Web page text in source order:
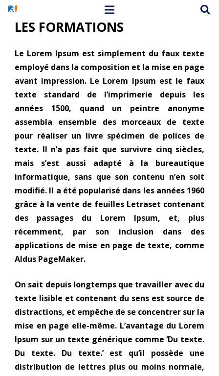
LES FORMATIONS
Le Lorem Ipsum est simplement du faux texte
employé dans la composition et la mise en page
avant impression. Le Lorem Ipsum est le faux
texte standard de l’imprimerie depuis les
années 1500, quand un peintre anonyme
assembla ensemble des morceaux de texte
pour réaliser un livre spécimen de polices de
texte. Il n’a pas fait que survivre cinq siècles,
mais s’est aussi adapté à la bureautique
informatique, sans que son contenu n’en soit
modifié. Il a été popularisé dans les années 1960
grâce à la vente de feuilles Letraset contenant
des passages du Lorem Ipsum, et, plus
récemment, par son inclusion dans des
applications de mise en page de texte, comme
Aldus PageMaker.
On sait depuis longtemps que travailler avec du
texte lisible et contenant du sens est source de
distractions, et empêche de se concentrer sur la
mise en page elle-même. L’avantage du Lorem
Ipsum sur un texte générique comme ‘Du texte.
Du texte. Du texte.’ est qu’il possède une
distribution de lettres plus ou moins normale,